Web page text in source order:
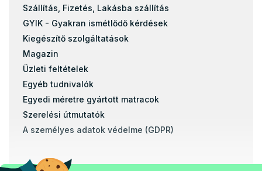
Szállítás, Fizetés, Lakásba szállítás
GYIK - Gyakran ismétlődő kérdések
Kiegészítő szolgáltatások
Magazin
Üzleti feltételek
Egyéb tudnivalók
Egyedi méretre gyártott matracok
Szerelési útmutatók
A személyes adatok védelme (GDPR)